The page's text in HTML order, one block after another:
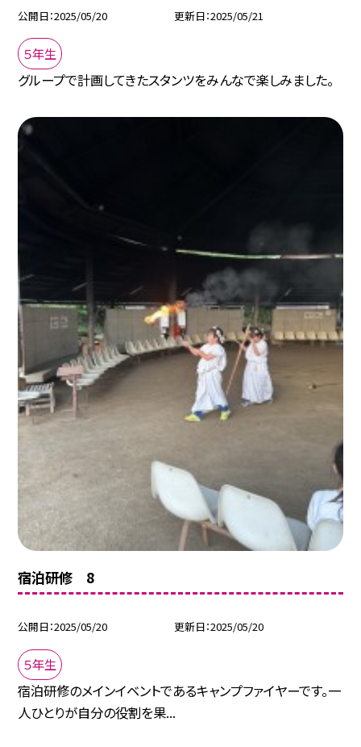
公開日 2025/05/20 更新日 2025/05/21
５年生
グループで計画してきたスタンツをみんなで楽しみました。
宿泊研修 8
公開日 2025/05/20 更新日 2025/05/20
５年生
宿泊研修のメインイベントであるキャンプファイヤーです。一
人ひとりが自分の役割を果...